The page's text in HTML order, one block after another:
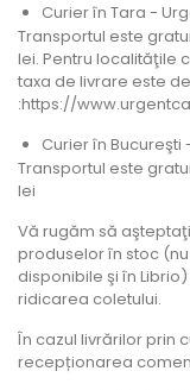
Curier în Tara -
Transportul este
lei. Pentru localităţile
taxa de livrare este de
:https://
Curier în Bucureşti
Transportul este
lei
Vă rugăm să
produselor în stoc
disponibile şi în
ridicarea coletului.
În cazul livrărilor prin
recepționarea